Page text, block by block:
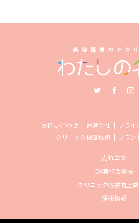
お問い合わせ 運営会社
プライ
クリニック掲載依頼
ブラン
売れコス
DX実行委員長
クリニック収益向上
採用情報